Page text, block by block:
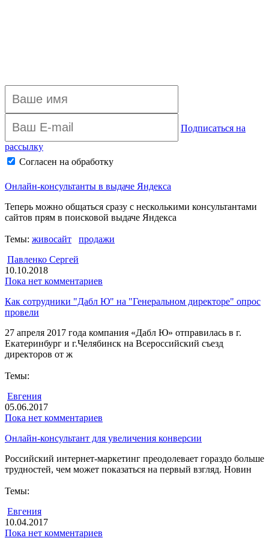
Подписаться на
рассылку
Согласен на обработку
Онлайн-консультанты в выдаче Яндекса
Теперь можно общаться сразу с несколькими консультантами
сайтов прям в поисковой выдаче Яндекса
Темы: живосайт
продажи
Павленко Сергей
10.10.2018
Пока нет комментариев
Как сотрудники "Дабл Ю" на "Генеральном директоре" опрос
провели
27 апреля 2017 года компания «Дабл Ю» отправилась в г.
Екатеринбург и г.Челябинск на Всероссийский съезд
директоров от ж
Темы:
Евгения
05.06.2017
Пока нет комментариев
Онлайн-консультант для увеличения конверсии
Российский интернет-маркетинг преодолевает гораздо больше
трудностей, чем может показаться на первый взгляд. Новин
Темы:
Евгения
10.04.2017
Пока нет комментариев